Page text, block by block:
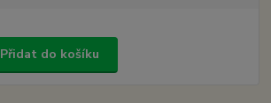
Přidat do košíku